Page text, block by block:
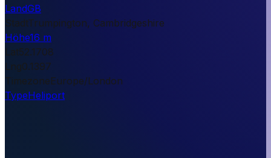
LandGB
StadtTrumpington, Cambridgeshire
Höhe16 m
Lat52.1708
Lng0.1397
TimezoneEurope/London
TypeHeliport